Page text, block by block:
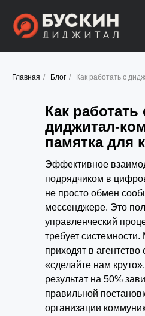
Главная / Блог / Как работать с
Как работать
диджитал-
памятка для
Эффективное
подрядчиком в
не просто обмен
мессенджере. Это
управленческий
требует
приходят в агентство
«сделайте нам
результат на 50%
правильной
организации